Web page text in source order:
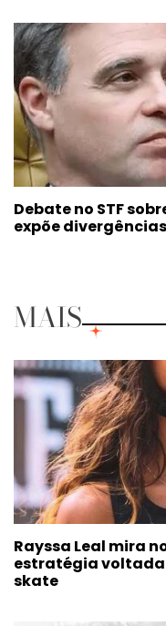
Debate no STF
expõe
MAIS
Rayssa Leal mira
estratégia voltada
skate